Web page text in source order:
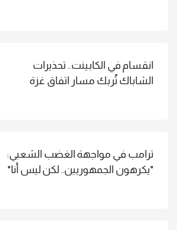
انقسام في الكابينت.. تحذيرات
الشاباك تُربك مسار اتفاق غزة
ترامب في مواجهة الغضب الشعبي:
"يكرهون الجمهوريين.. لكن ليس أنا"